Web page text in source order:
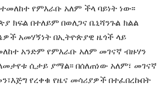
የምእራቡ አለም ችላ ባይነት ነው፡፡
ክፍል በተለይም በወለጋና ቤኒሻንጉል ክልል
አመሃኝነት በኢትዮጵያዊ ዜጎች ላይ
አንድም የምእራቡ አለም መገናኛ ብዙሃን
ሲታይ ያማል፡፡ በሰለጠነው አለም፣ መገናኛ
የረቀቁ የዜና መሳሪያዎች በተፈበረኩበት